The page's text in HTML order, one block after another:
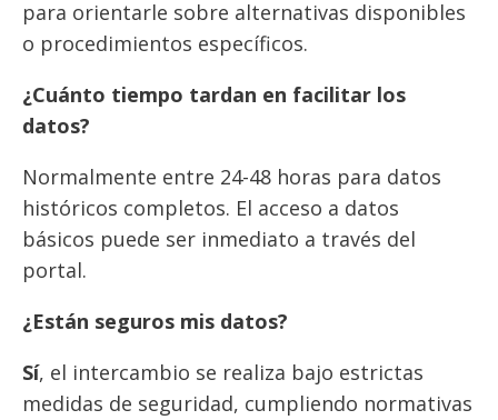
para orientarle sobre alternativas disponibles
o procedimientos específicos.
¿Cuánto tiempo tardan en facilitar los
datos?
Normalmente entre 24-48 horas para datos
históricos completos. El acceso a datos
básicos puede ser inmediato a través del
portal.
¿Están seguros mis datos?
Sí, el intercambio se realiza bajo estrictas
medidas de seguridad, cumpliendo normativas